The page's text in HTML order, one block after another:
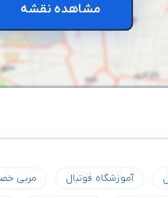
مشاهده نقشه
آموزشگاه فوتبال مربی